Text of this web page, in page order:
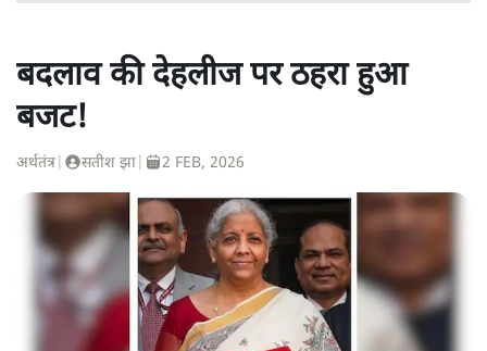
बदलाव की देहलीज पर ठहरा हुआ
बजट!
अर्थतंत्र सतीश झा 2 FEB, 2026